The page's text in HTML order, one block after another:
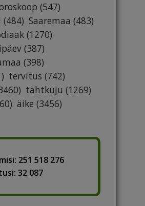
(547)
(484) Saaremaa (483)
(1270)
(387)
(398)
tervitus (742)
tähtkuju (1269)
äike (3456)
251 518 276
32 087